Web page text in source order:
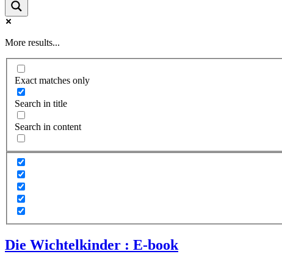
More results...
Exact matches only
Search in title
Search in content
Die Wichtelkinder : E-book